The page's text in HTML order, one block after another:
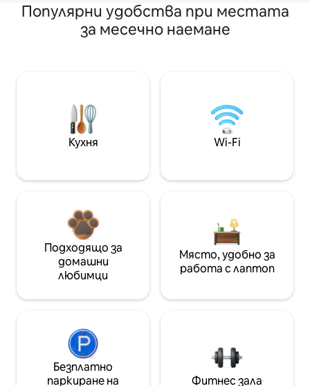
Популярни удобства при местата
за месечно наемане
Кухня Wi-Fi
Подходящо за
домашни
любимци
Място, удобно за
работа с лаптоп
Безплатно
паркиране на
Фитнес зала